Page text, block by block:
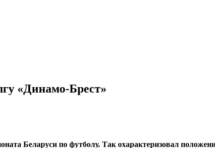
«Динамо-Брест»
Беларуси по футболу. Так охарактеризовал